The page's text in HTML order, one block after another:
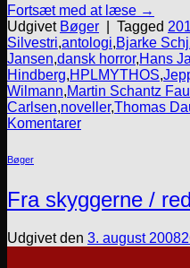
Fortsæt med at læse →
Udgivet Bøger Tagged
Silvestri,antologi,Bjarke
Jansen,dansk horror,Hans
Hindberg,HPLMYTHOS,
Wilmann,Martin Schantz
Carlsen,noveller,Thomas
Komentarer
Bøger
Fra skyggerne /
Udgivet den 3. august 2008